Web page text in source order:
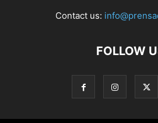
Contact us:
FOLLOW